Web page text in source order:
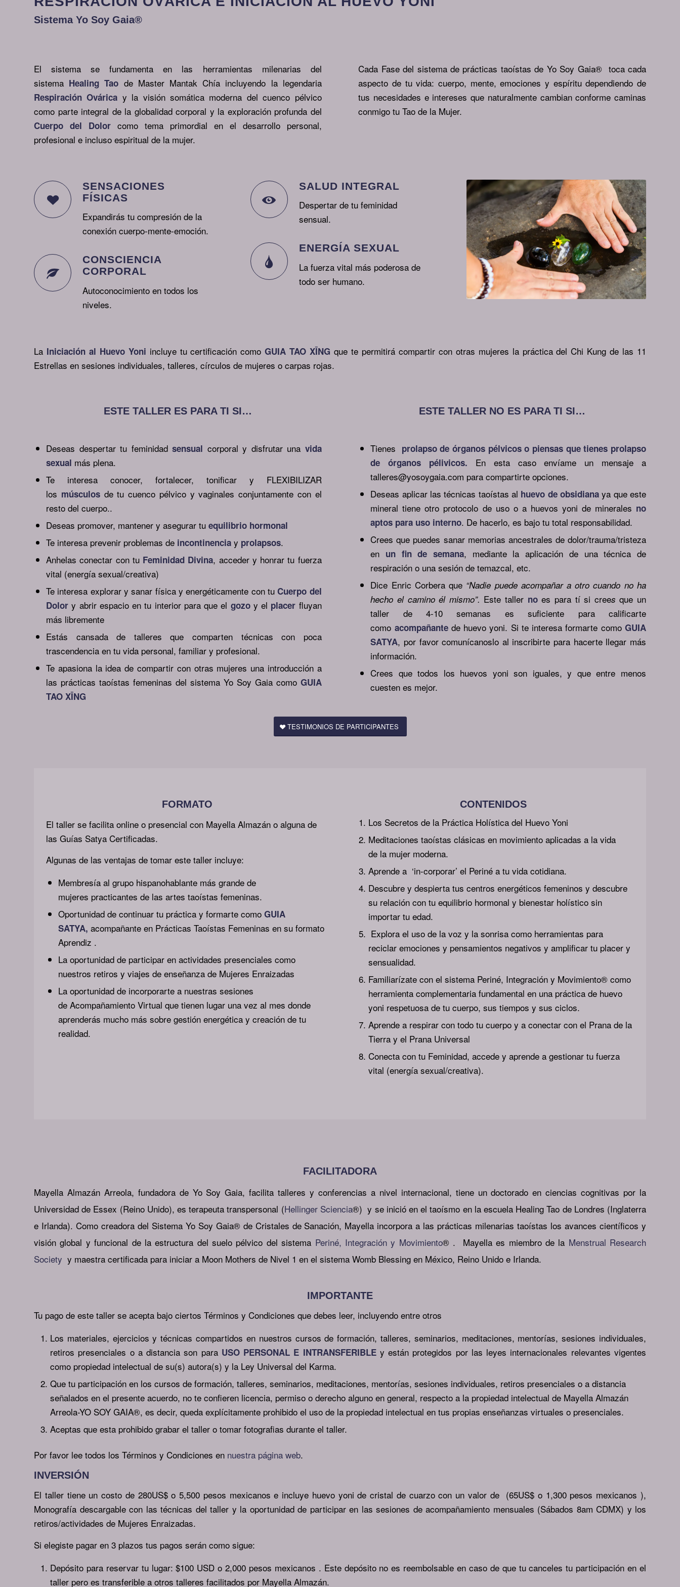
Sistema Yo Soy Gaia®
El sistema se fundamenta en las herramientas milenarias del
sistema Healing Tao de Master Mantak Chía incluyendo la legendaria
Respiración Ovárica y la visión somática moderna del cuenco pélvico
como parte integral de la globalidad corporal y la exploración profunda del
Cuerpo del Dolorcomo tema primordial en el desarrollo personal,
profesional e incluso espiritual de la mujer.
Cada Fase del sistema de prácticas taoístas de Yo Soy Gaia® toca cada
aspecto de tu vida: cuerpo, mente, emociones y espíritu dependiendo de
tus necesidades e intereses que naturalmente cambian conforme caminas
conmigo tu Tao de la Mujer.
SENSACIONES
FÍSICAS
Expandirás tu compresión de la
conexión cuerpo-mente-emoción.
CONSCIENCIA
CORPORAL
Autoconocimiento en todos los
niveles.
SALUD INTEGRAL
Despertar de tu feminidad
sensual.
ENERGÍA SEXUAL
La fuerza vital más poderosa de
todo ser humano.
La Iniciación al Huevo Yoni incluye tu certificación comoGUIA TAO XĪNGque te permitirá compartir con otras mujeres la práctica del Chi Kung de las 11
Estrellas en sesiones individuales, talleres, círculos de mujeres o carpas rojas.
ESTE TALLER ES PARA TI SI…
Deseas despertar tu feminidadsensual corporal y disfrutar una vida
sexual más plena.
Te interesa conocer, fortalecer, tonificar y FLEXIBILIZAR
los músculosde tu cuenco pélvico y vaginales conjuntamente con el
resto del cuerpo..
Deseas promover, mantener y asegurar tu equilibrio hormonal
Te interesa prevenir problemas de incontinencia y prolapsos.
Anhelas conectar con tu Feminidad Divina, acceder y honrar tu fuerza
vital (energía sexual/creativa)
Te interesa explorar y sanar física y energéticamente con tuCuerpo del
Dolor y abrir espacio en tu interior para que el gozoy el placer fluyan
más libremente
Estás cansada de talleres que comparten técnicas con poca
trascendencia en tu vida personal, familiar y profesional.
Te apasiona la idea de compartir con otras mujeres una introducción a
las prácticas taoístas femeninas del sistema Yo Soy Gaia como GUIA
TAO XĪNG
ESTE TALLER NO ES PARA TI SI…
Tienes prolapso de órganos pélvicos o piensas que tienes prolapso
de órganos pélivicos. En esta caso envíame un mensaje a
talleres@yosoygaia.com para compartirte opciones.
Deseas aplicar las técnicas taoístas al huevo de obsidianaya que este
mineral tiene otro protocolo de uso o a huevos yoni de minerales no
aptos para uso interno. De hacerlo, es bajo tu total responsabilidad.
Crees que puedes sanar memorias ancestrales de dolor/trauma/tristeza
en un fin de semana, mediante la aplicación de una técnica de
respiración o una sesión de temazcal, etc.
Dice Enric Corbera que “Nadie puede acompañar a otro cuando no ha
hecho el camino él mismo”. Este taller noes para tí si crees que un
taller de 4-10 semanas es suficiente para calificarte
como acompañantede huevo yoni. Si te interesa formarte como GUIA
SATYA, por favor comunícanoslo al inscribirte para hacerte llegar más
información.
Crees que todos los huevos yoni son iguales, y que entre menos
cuesten es mejor.
TESTIMONIOS DE PARTICIPANTES
FORMATO
El taller se facilita online o presencial con Mayella Almazán o alguna de
las Guías Satya Certificadas.
Algunas de las ventajas de tomar este taller incluye:
Membresía al grupo hispanohablante más grande de
mujeres practicantes de las artes taoístas femeninas.
Oportunidad de continuar tu práctica y formarte comoGUIA
SATYA, acompañante en Prácticas Taoístas Femeninas en su formato
Aprendiz .
La oportunidad de participar en actividades presenciales como
nuestros retiros y viajes de enseñanza de Mujeres Enraizadas
La oportunidad de incorporarte a nuestras sesiones
de Acompañamiento Virtual que tienen lugar una vez al mes donde
aprenderás mucho más sobre gestión energética y creación de tu
realidad.
CONTENIDOS
Los Secretos de la Práctica Holística del Huevo Yoni
Meditaciones taoístas clásicas en movimiento aplicadas a la vida
de la mujer moderna.
Aprende a ‘in-corporar’ el Periné a tu vida cotidiana.
Descubre y despierta tus centros energéticos femeninos y descubre
su relación con tu equilibrio hormonal y bienestar holístico sin
importar tu edad.
Explora el uso de la voz y la sonrisa como herramientas para
reciclar emociones y pensamientos negativos y amplificar tu placer y
sensualidad.
Familiarízate con el sistema Periné, Integración y Movimiento® como
herramienta complementaria fundamental en una práctica de huevo
yoni respetuosa de tu cuerpo, sus tiempos y sus ciclos.
Aprende a respirar con todo tu cuerpo y a conectar con el Prana de la
Tierra y el Prana Universal
Conecta con tu Feminidad, accede y aprende a gestionar tu fuerza
vital (energía sexual/creativa).
FACILITADORA
Mayella Almazán Arreola, fundadora de Yo Soy Gaia, facilita talleres y conferencias a nivel internacional, tiene un doctorado en ciencias cognitivas por la
Universidad de Essex (Reino Unido), es terapeuta transpersonal (Hellinger Sciencia®) y se inició en el taoísmo en la escuela Healing Tao de Londres (Inglaterra
e Irlanda). Como creadora del Sistema Yo Soy Gaia® de Cristales de Sanación, Mayella incorpora a las prácticas milenarias taoístas los avances científicos y
visión global y funcional de la estructura del suelo pélvico del sistema Periné, Integración y Movimiento® . Mayella es miembro de la Menstrual Research
Society y maestra certificada para iniciar a Moon Mothers de Nivel 1 en el sistema Womb Blessing en México, Reino Unido e Irlanda.
IMPORTANTE
Tu pago de este taller se acepta bajo ciertos Términos y Condiciones que debes leer, incluyendo entre otros
Los materiales, ejercicios y técnicas compartidos en nuestros cursos de formación, talleres, seminarios, meditaciones, mentorías, sesiones individuales,
retiros presenciales o a distancia son para USO PERSONAL E INTRANSFERIBLEy están protegidos por las leyes internacionales relevantes vigentes
como propiedad intelectual de su(s) autora(s) y la Ley Universal del Karma.
Que tu participación en los cursos de formación, talleres, seminarios, meditaciones, mentorías, sesiones individuales, retiros presenciales o a distancia
señalados en el presente acuerdo, no te confieren licencia, permiso o derecho alguno en general, respecto a la propiedad intelectual de Mayella Almazán
Arreola-YO SOY GAIA®, es decir, queda explícitamente prohibido el uso de la propiedad intelectual en tus propias enseñanzas virtuales o presenciales.
Aceptas que esta prohibido grabar el taller o tomar fotografias durante el taller.
Por favor lee todos los Términos y Condiciones en nuestra página web.
INVERSIÓN
El taller tiene un costo de 280US$ o 5,500 pesos mexicanos e incluye huevo yoni de cristal de cuarzo con un valor de (65US$ o 1,300 pesos mexicanos ),
Monografía descargable con las técnicas del taller y la oportunidad de participar en las sesiones de acompañamiento mensuales (Sábados 8am CDMX) y los
retiros/actividades de Mujeres Enraizadas.
Si elegiste pagar en 3 plazos tus pagos serán como sigue:
Depósito para reservar tu lugar: $100 USD o 2,000 pesos mexicanos . Este depósito no es reembolsable en caso de que tu canceles tu participación en el
taller pero es transferible a otros talleres facilitados por Mayella Almazán.